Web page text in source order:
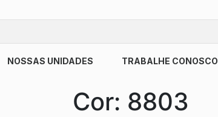
NOSSAS UNIDADES TRABALHE CONOSCO
Cor: 8803